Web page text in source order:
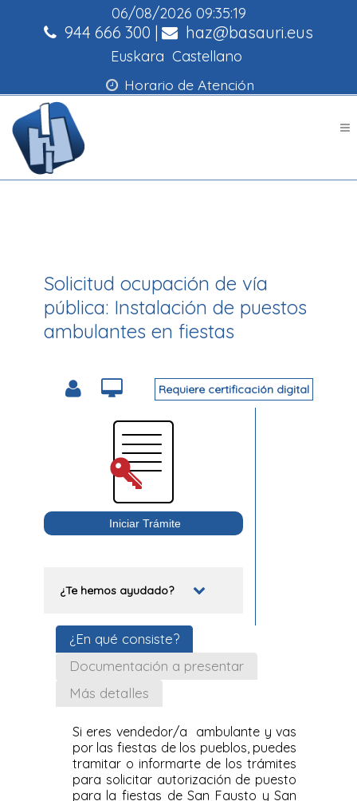
06/08/2026 09:35:19
944 666 300 | haz@basauri.eus
Euskara Castellano
Horario de Atención